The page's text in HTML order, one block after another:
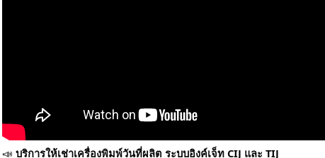
📣 บริการให้เช่าเครื่องพิมพ์วันที่ผลิต ระบบอิงค์เจ็ท CIJ และ TIJ